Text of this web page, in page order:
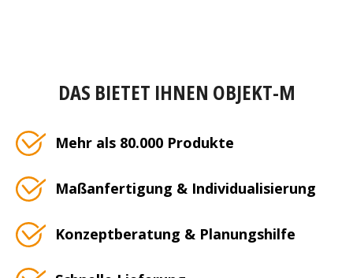
DAS BIETET IHNEN OBJEKT-M
Mehr als 80.000 Produkte
Maßanfertigung & Individualisierung
Konzeptberatung & Planungshilfe